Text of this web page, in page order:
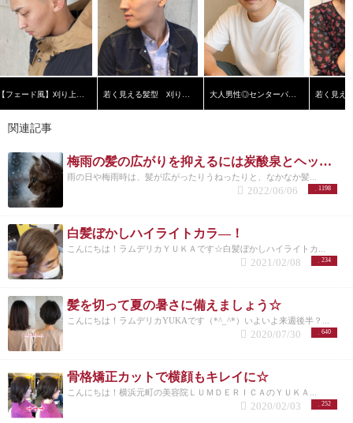
大人男性◎センターパート
関連記事
梅雨の髪の広がりを抑えるには炭酸泉とヘッドスパ！？！？
雨の日や梅雨時は、髪が広がったりうねったりと、なかなか髪...
1198
2022/06/06
白髪ぼかしハイライトカラ―！
こんにちは！ラムデリカＹＵＫＡです☆白髪ぼかしハイライトカ...
234
2021/02/08
髪を切って夏の暑さに備えましょう☆
こんにちは！ラムデリカYUKAです（*^_^*）いよいよ来週後半？...
640
2020/07/30
骨格矯正カットで横顔もキレイに☆
こんにちは！横浜元町の美容院ＬＵＭＤＥＲＩＣＡのＹＵＫＡ...
252
2020/02/03